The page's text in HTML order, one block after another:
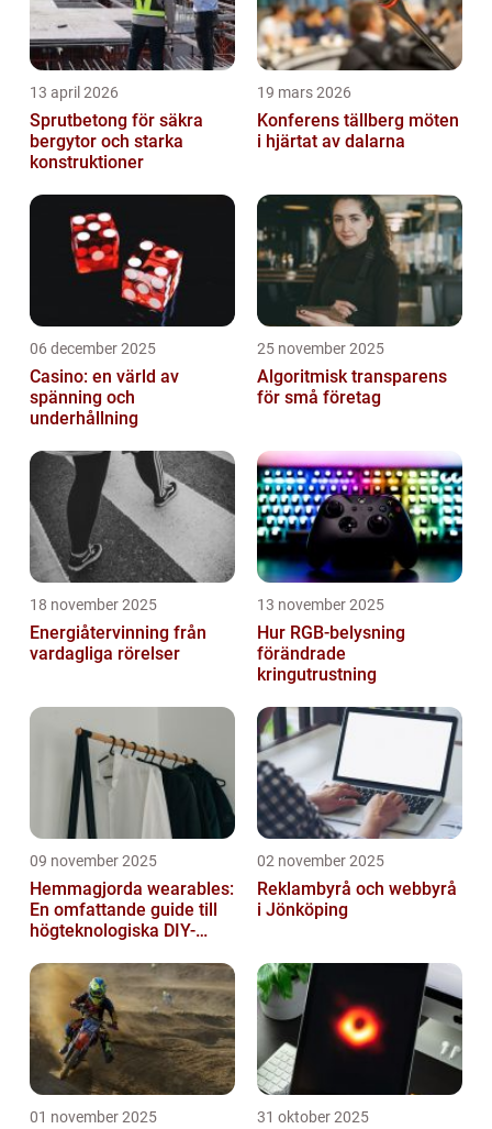
13 april 2026
Sprutbetong för säkra
bergytor och starka
konstruktioner
19 mars 2026
Konferens tällberg möten
i hjärtat av dalarna
06 december 2025
Casino: en värld av
spänning och
underhållning
25 november 2025
Algoritmisk transparens
för små företag
18 november 2025
Energiåtervinning från
vardagliga rörelser
13 november 2025
Hur RGB-belysning
förändrade
kringutrustning
09 november 2025
Hemmagjorda wearables:
En omfattande guide till
högteknologiska DIY-
02 november 2025
Reklambyrå och webbyrå
i Jönköping
01 november 2025 31 oktober 2025